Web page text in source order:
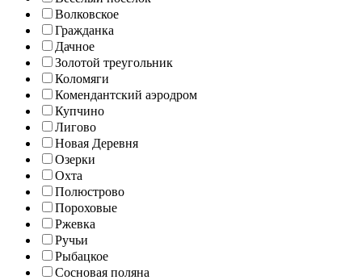
Волковское
Гражданка
Дачное
Золотой треугольник
Коломяги
Комендантский аэродром
Купчино
Лигово
Новая Деревня
Озерки
Охта
Полюстрово
Пороховые
Ржевка
Ручьи
Рыбацкое
Сосновая поляна